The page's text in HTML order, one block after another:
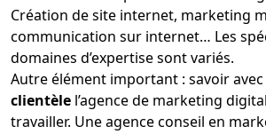
Création de site internet, marketing
communication sur internet… Les
domaines d’expertise sont variés.
Autre élément important : savoir
clientèle l’agence de marketing
travailler. Une agence conseil en